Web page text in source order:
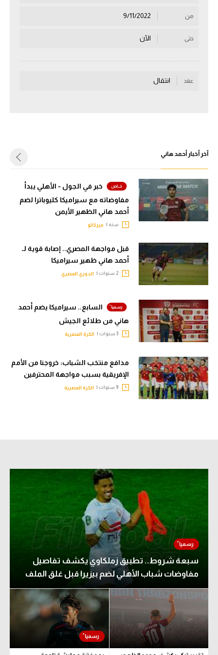
سعودي في الجول
كرة السلة الأمريكية
كرة سلة
كرة يد
كرة طائرة
في المونديال
رياضة نسائية
آسيا
أمريكا
ركن الألعاب
أقسام خاصة
Gamers
ميركاتو
حكايات في الجول
كويز في الجول
من
حتى الآن
عقد انتقال
آخر أخبار أحمد هاني
خبر في الجول - الأهلي يبدأ
مفاوضاته مع سيراميكا كليوباترا لضم
أحمد هاني الظهير الأيمن
سنه | ميركاتو
قبل مواجهة المصري.. إصابة قوية لـ
أحمد هاني ظهير سيراميكا
الدوري المصري
السابع.. سيراميكا يضم أحمد
هاني من طلائع الجيش
الكرة المصرية
مدافع منتخب الشباب: خروجنا من الأمم
الإفريقية بسبب مواجهة المحترفين
الكرة المصرية
سبعة شروط.. تطبيق زملكاوي يكشف تفاصيل
مفاوضات شباب الأهلي لضم بيزيرا قبل غلق الملف